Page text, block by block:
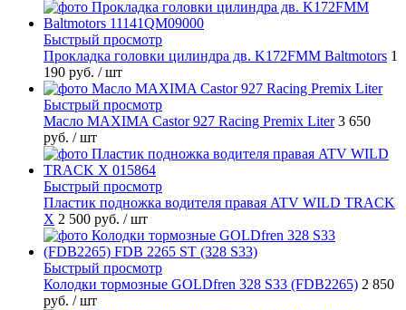
Быстрый просмотр
Прокладка головки цилиндра дв. K172FMM Baltmotors 1
190 руб. / шт
Быстрый просмотр
Масло MAXIMA Castor 927 Racing Premix Liter 3 650
руб. / шт
Быстрый просмотр
Пластик подножка водителя правая ATV WILD TRACK
X 2 500 руб. / шт
Быстрый просмотр
Колодки тормозные GOLDfren 328 S33 (FDB2265) 2 850
руб. / шт